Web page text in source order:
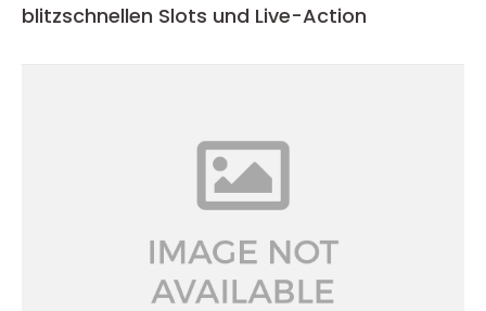
blitzschnellen Slots und Live-Action